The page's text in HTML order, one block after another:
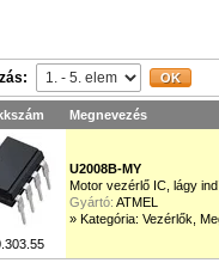
Megnevezés
U2008B-MY
Motor vezérlő IC, lágy
Gyártó: ATMEL
» Kategória: Vezérlők,